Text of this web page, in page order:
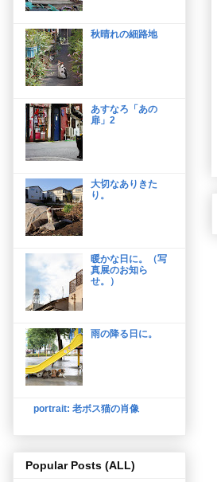
秋晴れの細路地
あすなろ「あの
扉」2
大切なありきた
り。
暖かな日に。（写
真展のお知ら
せ。）
雨の降る日に。
portrait: 老ボス猫の肖像
Popular Posts (ALL)